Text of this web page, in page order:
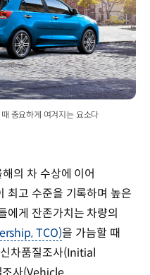
중요하게 여겨지는 요소다
해의 차 수상에 이어
최고 수준을 기록하며 높은
에게 잔존가치는 차량의
TCO)을 가늠할 때
차품질조사(Initial